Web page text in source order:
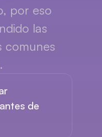
por eso
las
comunes
de